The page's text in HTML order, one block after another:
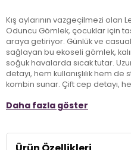
Kış aylarının vazgeçilmezi olan
Oduncu Gömlek, çocuklar için
araya getiriyor. Günlük ve
sağlayan bu ekoseli gömlek,
soğuk havalarda sıcak tutar.
detayı, hem kullanışlılık hem
kombin sunar. Çift cep detayı,
kombinlerle rahatça
Daha fazla göster